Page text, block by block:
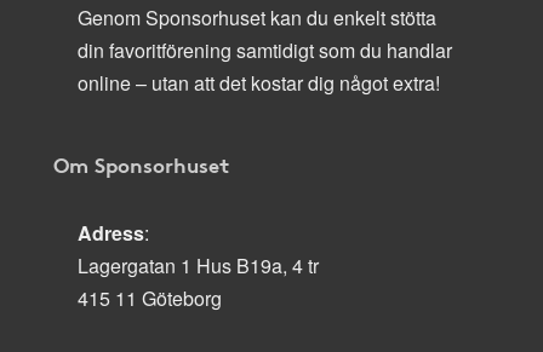
Genom Sponsorhuset kan du enkelt stötta
din favoritförening samtidigt som du handlar
online – utan att det kostar dig något extra!
Om Sponsorhuset
Adress:
Lagergatan 1 Hus B19a, 4 tr
415 11 Göteborg